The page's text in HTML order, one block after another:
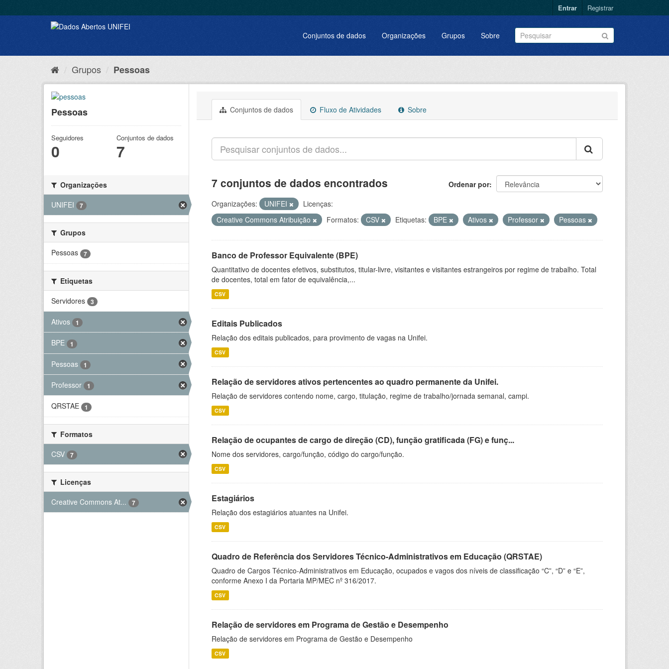
Entrar Registrar
Conjuntos de dados Organizações Grupos Sobre
Grupos Pessoas
Pessoas
Seguidores
0
Conjuntos de dados
7
Organizações
UNIFEI
7
Grupos
Pessoas
7
Etiquetas
Servidores
3
Ativos 1
BPE 1
Pessoas 1
Professor 1
QRSTAE 1
Formatos
CSV
7
Licenças
Creative Commons At...
7
Conjuntos de dados Fluxo de Atividades Sobre
Ordenar por
7 conjuntos de dados encontrados
Organizações: UNIFEI
Licenças:
Creative Commons Atribuição
Formatos: CSV Etiquetas: BPE Ativos Professor Pessoas
Banco de Professor Equivalente (BPE)
Quantitativo de docentes efetivos, substitutos, titular-livre, visitantes e visitantes estrangeiros por regime de trabalho. Total
de docentes, total em fator de equivalência,...
CSV
Editais Publicados
Relação dos editais publicados, para provimento de vagas na Unifei.
CSV
Relação de servidores ativos pertencentes ao quadro permanente da Unifei.
Relação de servidores contendo nome, cargo, titulação, regime de trabalho/jornada semanal, campi.
CSV
Relação de ocupantes de cargo de direção (CD), função gratificada (FG) e funç...
Nome dos servidores, cargo/função, código do cargo/função.
CSV
Estagiários
Relação dos estagiários atuantes na Unifei.
CSV
Quadro de Referência dos Servidores Técnico-Administrativos em Educação (QRSTAE)
Quadro de Cargos Técnico-Administrativos em Educação, ocupados e vagos dos níveis de classificação “C”, “D” e “E”,
conforme Anexo I da Portaria MP/MEC nº 316/2017.
CSV
Relação de servidores em Programa de Gestão e Desempenho
Relação de servidores em Programa de Gestão e Desempenho
CSV